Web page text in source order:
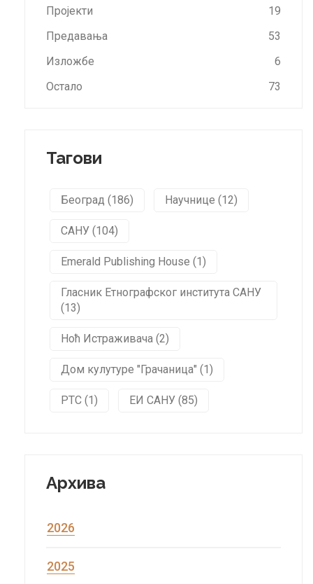
Пројекти
19
Предавања
53
Изложбе
6
Остало
73
Тагови
Београд (186) Научнице (12)
САНУ (104)
Emerald Publishing House (1)
Гласник Етнографског института САНУ
(13)
Ноћ Истраживача (2)
Дом кулутуре "Грачаница" (1)
РТС (1) ЕИ САНУ (85)
Архива
2026
2025